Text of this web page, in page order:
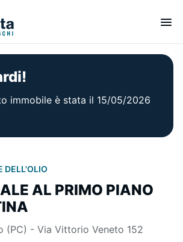
immobile è stata il 15/05/2026
DELL'OLIO
AL PRIMO PIANO
(PC) - Via Vittorio Veneto 152